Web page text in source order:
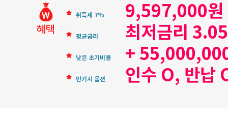
취득세 7% 9,597,000원
평균금리 최저금리
낮은 초기비용 +
만기시 옵션 인수 O, 반납